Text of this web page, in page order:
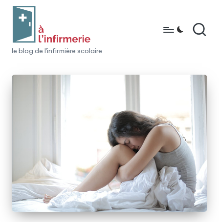
content
à
l'i
e
le blog de l'infirmière scolaire